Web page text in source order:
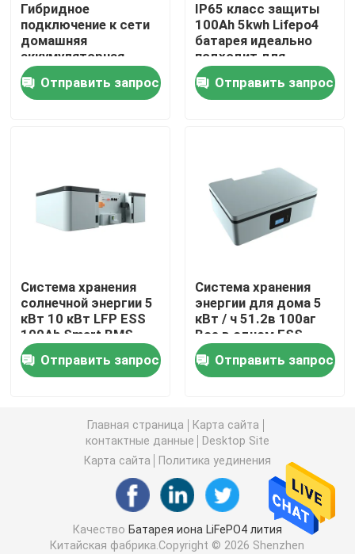
контактные данные
Новости
Батарея иона LiFePO4 лития
блок батарей 24v Lifepo4
Домашняя батарея энергии
Батарея RV LiFePo4
Клетка фосфата лития
небольшая батарея lipo
Гибридное
подключение к сети
домашняя
аккумуляторная
система 51.2V 100Ah
5kWh ESS
аккумулятор
Отправить запрос
IP65 класс защиты
100Ah 5kwh Lifepo4
батарея идеально
подходит для
хранения энергии
батарея ESS
Отправить запрос
Система хранения
солнечной энергии 5
кВт 10 кВт LFP ESS
100Ah Smart BMS
Отправить запрос
Система хранения
энергии для дома 5
кВт / ч 51.2в 100аг
Все в одном ESS
Lifepo4 Батарейный
пакетОтправить запрос
Главная страница
Карта сайта
контактные данные
Desktop Site
Карта сайта
Политика уединения
Качество Батарея иона LiFePO4 лития
Китайская фабрика.Copyright © 2026 Shenzhen